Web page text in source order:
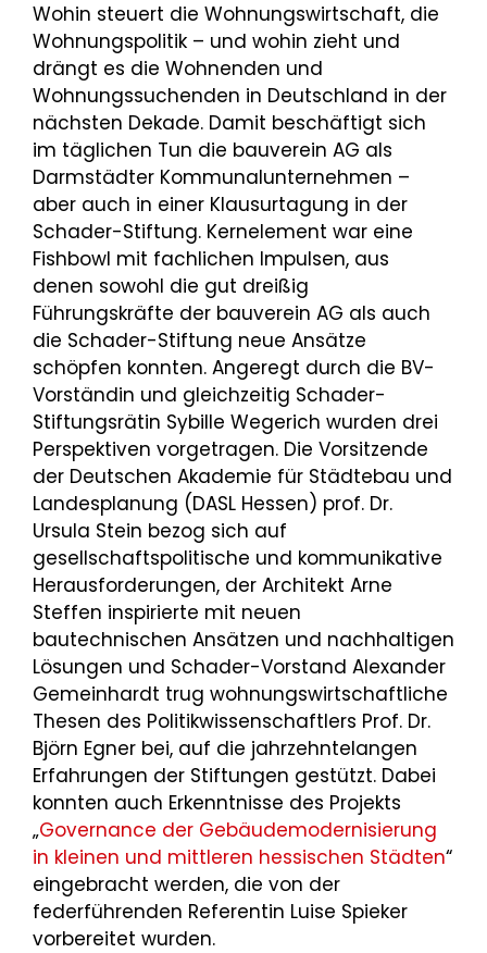
Wohin steuert die Wohnungswirtschaft, die
Wohnungspolitik – und wohin zieht und
drängt es die Wohnenden und
Wohnungssuchenden in Deutschland in der
nächsten Dekade. Damit beschäftigt sich
im täglichen Tun die bauverein AG als
Darmstädter Kommunalunternehmen –
aber auch in einer Klausurtagung in der
Schader-Stiftung. Kernelement war eine
Fishbowl mit fachlichen Impulsen, aus
denen sowohl die gut dreißig
Führungskräfte der bauverein AG als auch
die Schader-Stiftung neue Ansätze
schöpfen konnten. Angeregt durch die BV-
Vorständin und gleichzeitig Schader-
Stiftungsrätin Sybille Wegerich wurden drei
Perspektiven vorgetragen. Die Vorsitzende
der Deutschen Akademie für Städtebau und
Landesplanung (DASL Hessen) prof. Dr.
Ursula Stein bezog sich auf
gesellschaftspolitische und kommunikative
Herausforderungen, der Architekt Arne
Steffen inspirierte mit neuen
bautechnischen Ansätzen und nachhaltigen
Lösungen und Schader-Vorstand Alexander
Gemeinhardt trug wohnungswirtschaftliche
Thesen des Politikwissenschaftlers Prof. Dr.
Björn Egner bei, auf die jahrzehntelangen
Erfahrungen der Stiftungen gestützt. Dabei
konnten auch Erkenntnisse des Projekts
„Governance der Gebäudemodernisierung
in kleinen und mittleren hessischen Städten“
eingebracht werden, die von der
federführenden Referentin Luise Spieker
vorbereitet wurden.